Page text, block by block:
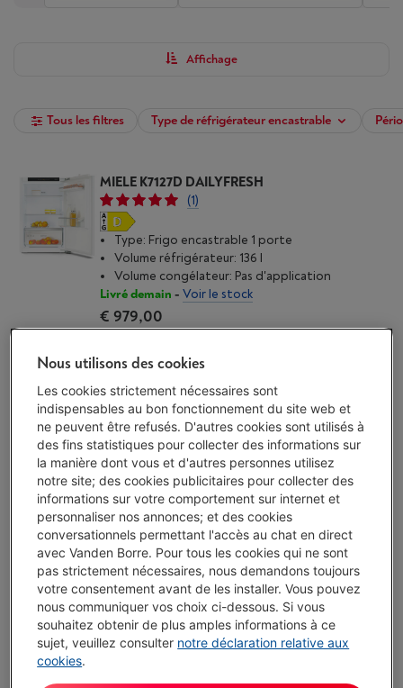
Affichage
Tous les filtres Type de réfrigérateur encastrable
MIELE K7127D DAILYFRESH
(1)
Type: Frigo encastrable 1 porte
Volume réfrigérateur: 136 l
Volume congélateur: Pas d'application
Livré demain - Voir le stock
€ 979,00
Comparer
MIELE K 7326 E
(1)
Type: Frigo encastrable 1 porte avec partie
congélation
Volume réfrigérateur: 172 l
Volume congélateur: 15 l
Livré demain-Voir le stock
€ 1.079,00
J'achète
Nous utilisons des cookies
Les cookies strictement nécessaires sont
indispensables au bon fonctionnement du site web et
ne peuvent être refusés. D'autres cookies sont utilisés à
des fins statistiques pour collecter des informations sur
la manière dont vous et d'autres personnes utilisez
notre site; des cookies publicitaires pour collecter des
informations sur votre comportement sur internet et
personnaliser nos annonces; et des cookies
conversationnels permettant l'accès au chat en direct
avec Vanden Borre. Pour tous les cookies qui ne sont
pas strictement nécessaires, nous demandons toujours
votre consentement avant de les installer. Vous pouvez
nous communiquer vos choix ci-dessous. Si vous
souhaitez obtenir de plus amples informations à ce
sujet, veuillez consulter notre déclaration relative aux
cookies.